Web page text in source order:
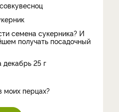
семена сукерника? И
получать посадочный
декабрь 25 г
моих перцах?